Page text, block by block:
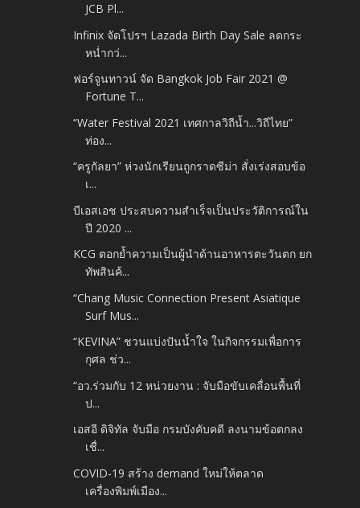
JCB Pl...
Infinix จัดโปรฯ Lazada Birth Day Sale ลดกระ
หน่ำกว่...
ฟอร์จูนทาวน์ จัด Bangkok Job Fair 2021 @
Fortune T...
“Water Festival 2021 เทศกาลวิถีน้ำ...วิถีไทย”
ท่อง...
“ครูกัลยา” ห่วงนักเรียนถูกราดซีม่า สั่งเร่งสอบข้อ
เ...
บีเอสเอช ประสบความสำเร็จเป็นประวัติการณ์ใน
ปี 2020 ...
KCG ตอกย้ำความเป็นผู้นำด้านอาหารตะวันตก ยก
ทัพสินค้...
“Chang Music Connection Present Asiatique
Surf Mus...
“KEVINA” ชวนแบ่งปันน้ำใจ ในกิจกรรมเพื่อการ
กุศล ช่ว...
“อว.ร่วมกับ 12 หน่วยงาน : จับมือขับเคลื่อนพื้นที่
ป...
เอสอี ดิจิทัล จับมือ กรมบังคับคดี ลงนามข้อตกลง
เชื่...
COVID-19 สร้าง demand ใหม่ให้ตลาด
เครื่องพิมพ์เมือง...